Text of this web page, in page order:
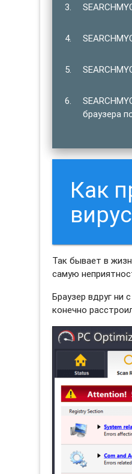
браузера
Как
Так бывает в
самую
Браузер вдруг ни
конечно